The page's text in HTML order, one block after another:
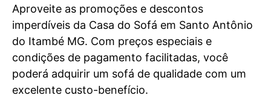
Aproveite as promoções e descontos
imperdíveis da Casa do Sofá em Santo Antônio
do Itambé MG. Com preços especiais e
condições de pagamento facilitadas, você
poderá adquirir um sofá de qualidade com um
excelente custo-benefício.